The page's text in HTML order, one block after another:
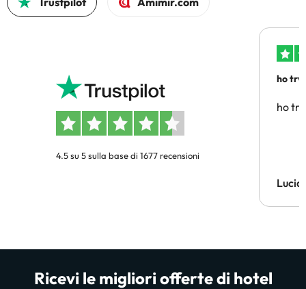
4.5 su 5 sulla base di 1677 recensioni
ho
ho
Lucia
Ricevi le migliori offerte di hotel